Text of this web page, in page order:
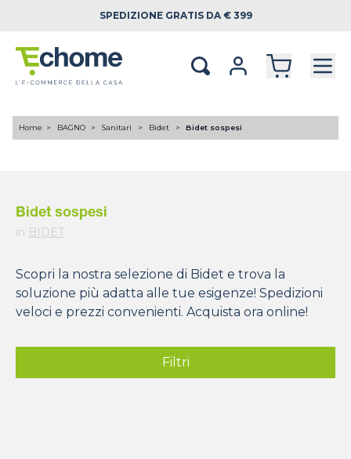
SPEDIZIONE GRATIS DA € 399
Home BAGNO Sanitari Bidet Bidet sospesi
Bidet sospesi
in BIDET
Scopri la nostra selezione di Bidet e trova la
soluzione più adatta alle tue esigenze! Spedizioni
veloci e prezzi convenienti. Acquista ora online!
Filtri